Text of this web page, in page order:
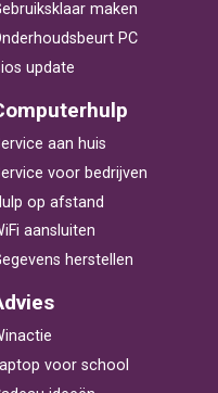
maken
PC
update
aan huis
voor bedrijven
op afstand
aansluiten
herstellen
voor school